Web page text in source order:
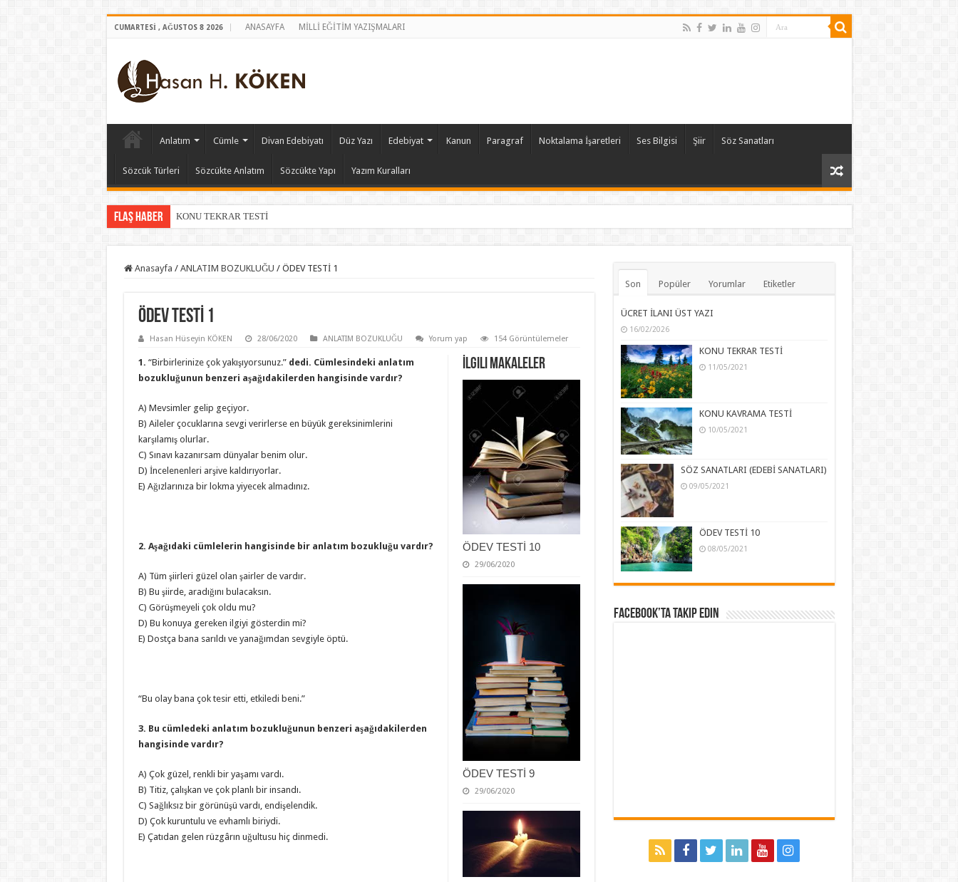
CUMARTESI , AĞUSTOS 8 2026 ANASAYFA MİLLİ EĞİTİM YAZIŞMALARI
Anlatım Cümle Divan Edebiyatı Düz Yazı Edebiyat Kanun Paragraf Noktalama İşaretleri Ses Bilgisi Şiir Söz Sanatları
Sözcük Türleri Sözcükte Anlatım Sözcükte Yapı Yazım Kuralları
Flaş Haber KONU TEKRAR TESTİ
Anasayfa / ANLATIM BOZUKLUĞU / ÖDEV TESTİ 1
ÖDEV TESTİ 1
Hasan Hüseyin KÖKEN 28/06/2020 ANLATIM BOZUKLUĞU Yorum yap 154 Görüntülemeler
İlgili Makaleler
ÖDEV TESTİ 10
29/06/2020
ÖDEV TESTİ 9
29/06/2020
1. “Birbirlerinize çok yakışıyorsunuz.”dedi. Cümlesindeki anlatım
bozukluğunun benzeri aşağıdakilerden hangisinde vardır?
A) Mevsimler gelip geçiyor.
B) Aileler çocuklarına sevgi verirlerse en büyük gereksinimlerini
karşılamış olurlar.
C) Sınavı kazanırsam dünyalar benim olur.
D) İncelenenleri arşive kaldırıyorlar.
E) Ağızlarınıza bir lokma yiyecek almadınız.
2. Aşağıdaki cümlelerin hangisinde bir anlatım bozukluğu vardır?
A) Tüm şiirleri güzel olan şairler de vardır.
B) Bu şiirde, aradığını bulacaksın.
C) Görüşmeyeli çok oldu mu?
D) Bu konuya gereken ilgiyi gösterdin mi?
E) Dostça bana sarıldı ve yanağımdan sevgiyle öptü.
“Bu olay bana çok tesir etti, etkiledi beni.”
3. Bu cümledeki anlatım bozukluğunun benzeri aşağıdakilerden
hangisinde vardır?
A) Çok güzel, renkli bir yaşamı vardı.
B) Titiz, çalışkan ve çok planlı bir insandı.
C) Sağlıksız bir görünüşü vardı, endişelendik.
D) Çok kuruntulu ve evhamlı biriydi.
E) Çatıdan gelen rüzgârın uğultusu hiç dinmedi.
Son Popüler Yorumlar Etiketler
ÜCRET İLANI ÜST YAZI
16/02/2026
KONU TEKRAR TESTİ
11/05/2021
KONU KAVRAMA TESTİ
10/05/2021
SÖZ SANATLARI (EDEBİ SANATLARI)
09/05/2021
ÖDEV TESTİ 10
08/05/2021
Facebook’ta Takip Edin